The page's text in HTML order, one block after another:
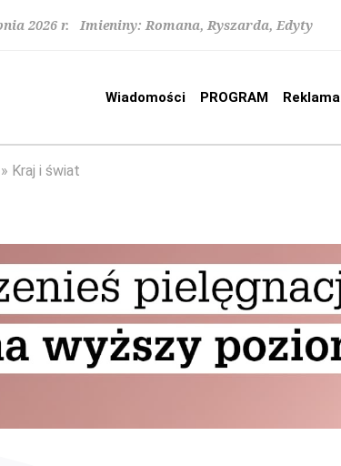
2026 r. Imieniny: Romana, Ryszarda, Edyty
Wiadomości PROGRAM Reklama
Kraj i świat